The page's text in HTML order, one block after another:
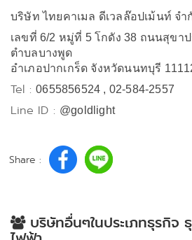
บริษัท ไทยคาเมล ดีเวลล๊อปเม้นท์ จำ
เลขที่ 6/2 หมู่ที่ 5 โกดัง 38 ถนนสุขา
ตำบลบางพูด
อำเภอปากเกร็ด จังหวัดนนทบุรี
Tel :0655856524 , 02-584-2557
Line ID : @goldlight
Share :
บริษัทอื่นๆในประเภทธุรกิจ